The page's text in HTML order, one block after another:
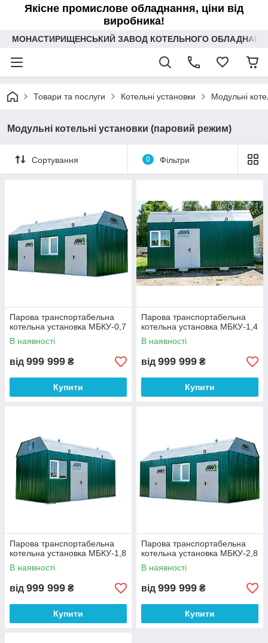
Якісне промислове обладнання, ціни від
виробника!
МОНАСТИРИЩЕНСЬКИЙ ЗАВОД КОТЕЛЬНОГО
Товари та послуги Котельні установки Модульні
Модульні котельні установки (паровий режим)
Сортування 0 Фільтри
Парова транспортабельна
котельна установка МБКУ-0,7
В наявності
від 999 999 ₴
Купити
Парова транспортабельна
котельна установка МБКУ-1,4
В наявності
від 999 999 ₴
Купити
Парова транспортабельна
котельна установка МБКУ-1,8
В наявності
від 999 999 ₴
Купити
Парова транспортабельна
котельна установка МБКУ-2,8
В наявності
від 999 999 ₴
Купити